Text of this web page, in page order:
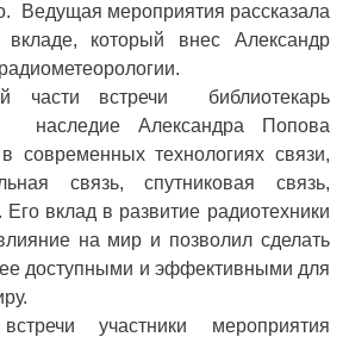
Ведущая мероприятия рассказала
который внес Александр
части встречи библиотекарь
наследие Александра Попова
современных технологиях связи,
связь, спутниковая связь,
Его вклад в развитие радиотехники
на мир и позволил сделать
доступными и эффективными для
участники мероприятия